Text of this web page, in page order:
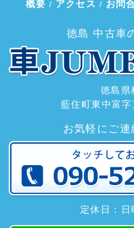
概要 / アクセス / お問
徳島 中古車
徳島県
藍住町東中富
お気軽にご連
定休日：日